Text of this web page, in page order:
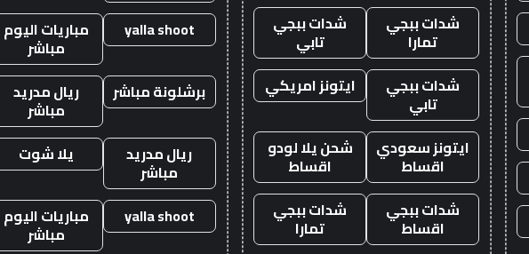
شدات ببجي
تمارا
شدات ببجي
تابي
شدات ببجي
تابي
ايتونز امريكي
ايتونز سعودي
اقساط
شحن يلا لودو
اقساط
شدات ببجي
اقساط
شدات ببجي
تمارا
yalla shoot مباريات اليوم
مباشر
برشلونة مباشر
ريال مدريد
مباشر
ريال مدريد
مباشر
يلا شوت
yalla shoot مباريات اليوم
مباشر